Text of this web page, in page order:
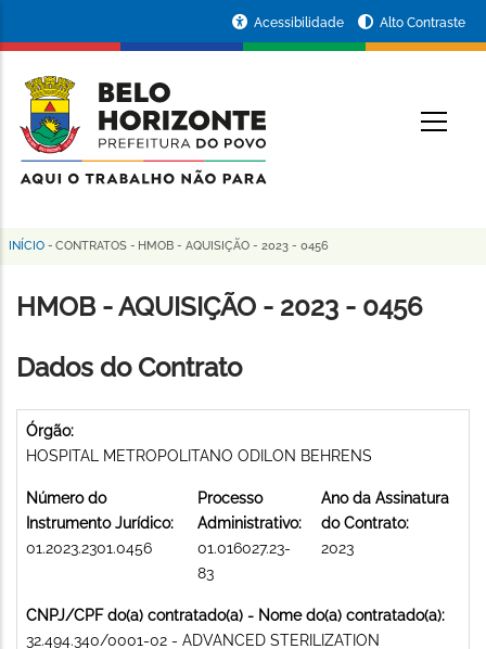
conteúdo
principal
da
Prefeitura
de
Horizonte
Acessibilidade Alto Contraste
Trilha
de
INÍCIO - CONTRATOS - HMOB - AQUISIÇÃO - 2023 - 0456
HMOB - AQUISIÇÃO - 2023 - 0456
Dados do Contrato
Órgão:
HOSPITAL METROPOLITANO ODILON BEHRENS
Número do
Instrumento Jurídico:
01.2023.2301.0456
Processo
Administrativo:
01.016027.23-
83
Ano da Assinatura
do Contrato:
2023
CNPJ/CPF do(a) contratado(a) - Nome do(a) contratado(a):
32.494.340/0001-02 - ADVANCED STERILIZATION